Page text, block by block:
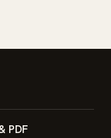
PDF